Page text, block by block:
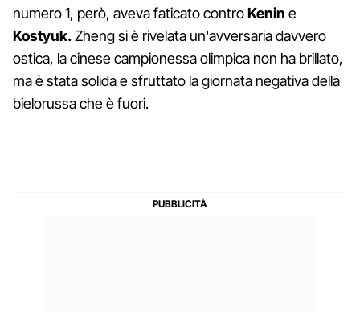
numero 1, però, aveva faticato controKenin e
Kostyuk.Zheng si è rivelata un'avversaria davvero
ostica, la cinese campionessa olimpica non ha brillato,
ma è stata solida e sfruttato la giornata negativa della
bielorussa che è fuori.